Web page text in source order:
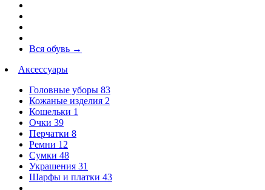
Вся обувь →
Аксессуары
Головные уборы 83
Кожаные изделия 2
Кошельки 1
Очки 39
Перчатки 8
Ремни 12
Сумки 48
Украшения 31
Шарфы и платки 43